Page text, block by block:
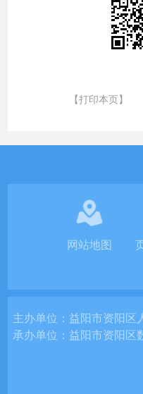
【打印本页】
网站地图
主办单位：益阳市资阳区
承办单位：益阳市资阳区